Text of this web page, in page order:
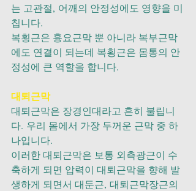
는 고관절, 어깨의 안정성에도 영향을 미
칩니다.
복횡근은 흉요근막 뿐 아니라 복부근막
에도 연결이 되는데 복횡근은 몸통의 안
정성에 큰 역할을 합니다.
대퇴근막
대퇴근막은 장경인대라고 흔히 불립니
다. 우리 몸에서 가장 두꺼운 근막 중 하
나입니다.
이러한 대퇴근막은 보통 외측광근이 수
축하게 되면 압력이 대퇴근막을 향해 발
생하게 되면서 대둔근, 대퇴근막장근의